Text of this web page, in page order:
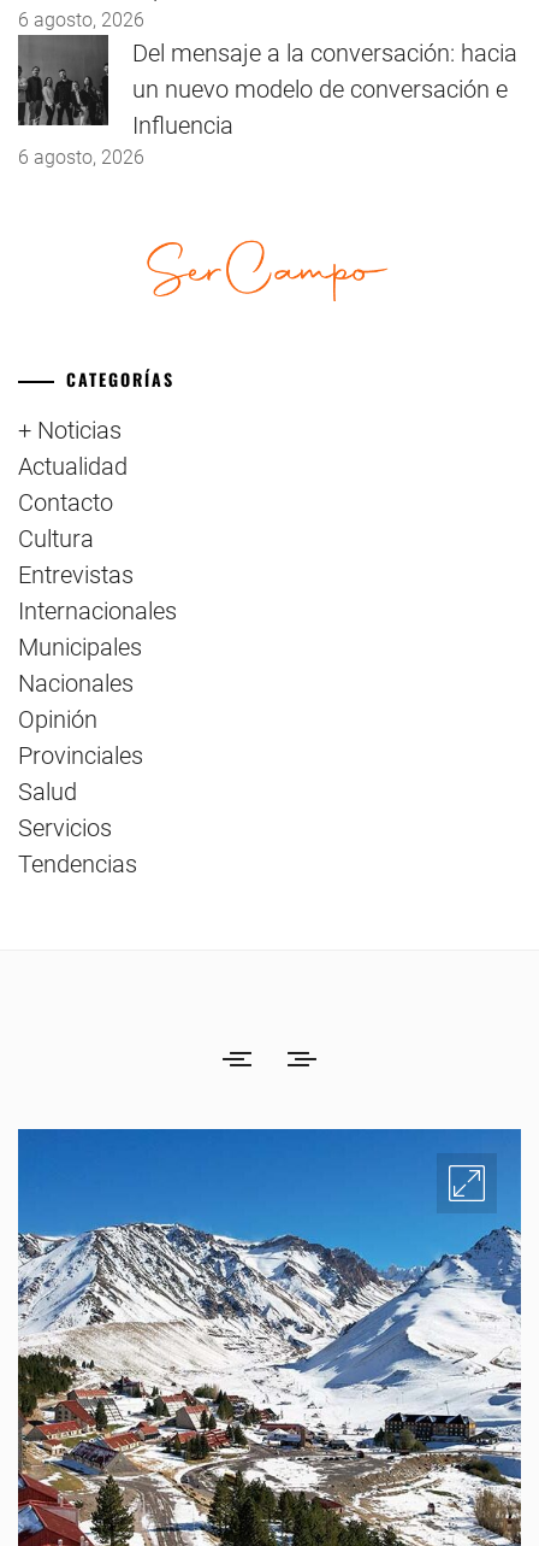
6 agosto, 2026
Del mensaje a la conversación: hacia
un nuevo modelo de conversación e
Influencia
6 agosto, 2026
CATEGORÍAS
+ Noticias
Actualidad
Contacto
Cultura
Entrevistas
Internacionales
Municipales
Nacionales
Opinión
Provinciales
Salud
Servicios
Tendencias